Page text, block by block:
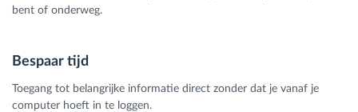
bent of onderweg.
Bespaar tijd
Toegang tot belangrijke informatie direct zonder dat je vanaf je
computer hoeft in te loggen.